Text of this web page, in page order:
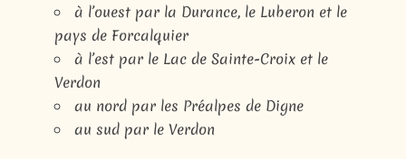
à l’ouest par la Durance, le Luberon et le
pays de Forcalquier
à l’est par le Lac de Sainte-Croix et le
Verdon
au nord par les Préalpes de Digne
au sud par le Verdon